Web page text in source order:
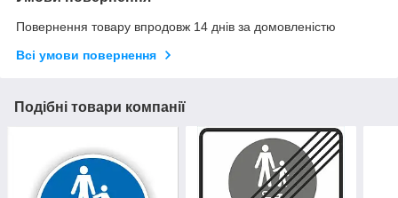
Повернення товару впродовж 14 днів за домовленістю
Всі умови повернення
Подібні товари компанії